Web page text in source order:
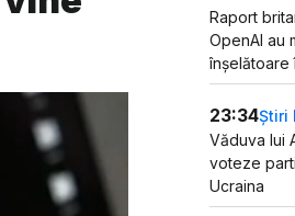
Raport
OpenAI au
înșelătoare
23:34Știri
Văduva lui
voteze
Ucraina